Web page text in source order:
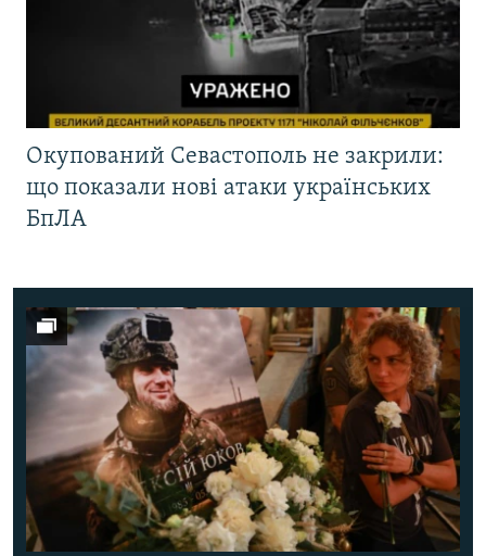
Окупований Севастополь не закрили:
що показали нові атаки українських
БпЛА